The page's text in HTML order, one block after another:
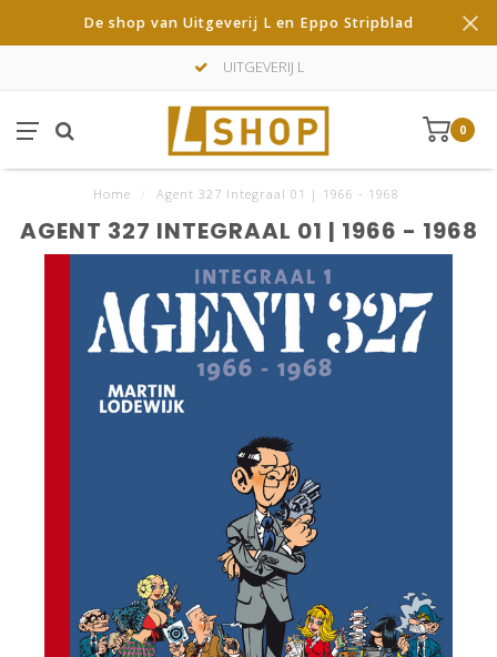
De shop van Uitgeverij L en Eppo Stripblad
UITGEVERIJ L
0
Home Agent 327 Integraal 01 | 1966 - 1968
AGENT 327 INTEGRAAL 01 | 1966 - 1968